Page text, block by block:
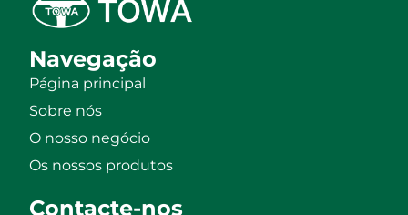
Navegação
Página principal
Sobre nós
O nosso negócio
Os nossos produtos
Contacte-nos